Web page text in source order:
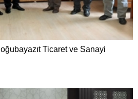
Ticaret ve Sanayi